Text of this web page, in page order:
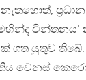
චින්තනය’
ගත යුතුව තිබේ.
වෙනස්